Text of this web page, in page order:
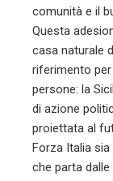
comunità e il
Questa
casa naturale
riferimento
persone: la
di azione
proiettata al
Forza Italia
che parta